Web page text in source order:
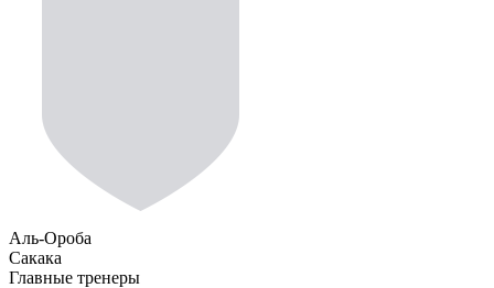
Аль-Ороба
Сакака
Главные тренеры